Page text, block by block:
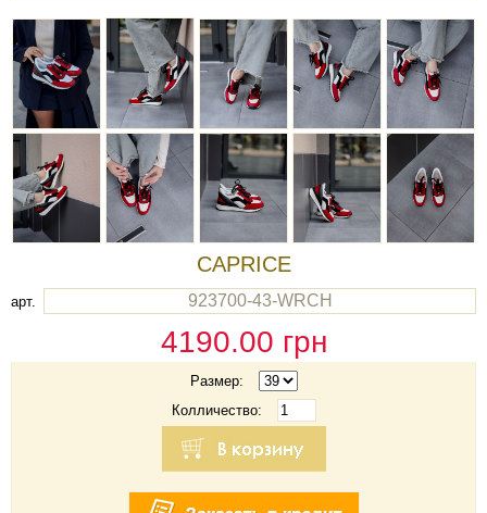
CAPRICE
арт. 923700-43-WRCH
4190.00 грн
Размер:
Колличество: